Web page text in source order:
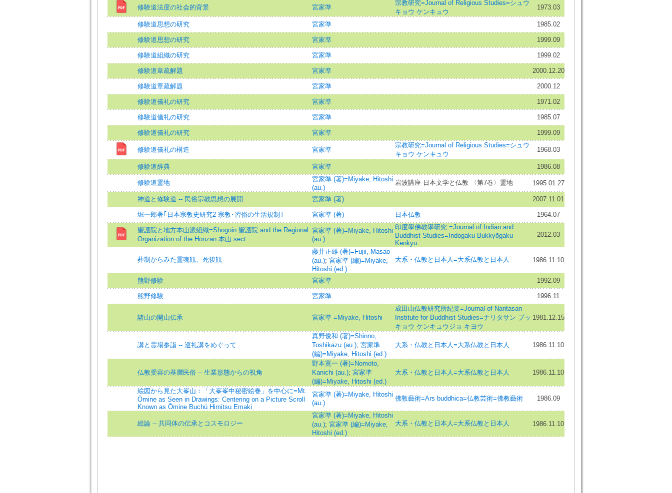
修験道法度の社会的背景 宮家準
宗教研究=Journal of Religious Studies=シュウ
キョウ ケンキュウ
1973.03
修験道思想の研究 宮家準 1985.02
修験道思想の研究 宮家準 1999.09
修験道組織の研究 宮家準 1999.02
修験道章疏解題 宮家準 2000.12.20
修験道章疏解題 宮家準 2000.12
修験道儀礼の研究 宮家準 1971.02
修験道儀礼の研究 宮家準 1985.07
修験道儀礼の研究 宮家準 1999.09
修験道儀礼の構造 宮家準
宗教研究=Journal of Religious Studies=シュウ
キョウ ケンキュウ
1968.03
修験道辞典 宮家準 1986.08
修験道霊地
宮家準 (著)=Miyake, Hitoshi
(au.)
岩波講座 日本文学と仏教 〈第7巻〉霊地 1995.01.27
神道と修験道 -- 民俗宗教思想の展開 宮家準 (著) 2007.11.01
堀一郎著｢日本宗教史研究2 宗教･習俗の生活規制｣ 宮家準 (著) 日本仏教 1964.07
聖護院と地方本山派組織=Shogoin 聖護院 and the Regional
Organization of the Honzan 本山 sect
宮家準 (著)=Miyake, Hitoshi
(au.)
印度學佛教學研究 =Journal of Indian and
Buddhist Studies=Indogaku Bukkyōgaku
Kenkyū
2012.03
葬制からみた霊魂観、死後観
藤井正雄 (著)=Fujii, Masao
(au.); 宮家準 (編)=Miyake,
Hitoshi (ed.)
大系・仏教と日本人=大系仏教と日本人 1986.11.10
熊野修験 宮家準 1992.09
熊野修験 宮家準 1996.11
諸山の開山伝承 宮家準 =Miyake, Hitoshi
成田山仏教研究所紀要=Journal of Naritasan
Institute for Buddhist Studies=ナリタサン ブッ
キョウ ケンキュウジョ キヨウ
1981.12.15
講と霊場参詣 -- 巡礼講をめぐって
真野俊和 (著)=Shinno,
Toshikazu (au.); 宮家準
(編)=Miyake, Hitoshi (ed.)
大系・仏教と日本人=大系仏教と日本人 1986.11.10
仏教受容の基層民俗 -- 生業形態からの視角
野本寛一 (著)=Nomoto,
Kanichi (au.); 宮家準
(編)=Miyake, Hitoshi (ed.)
大系・仏教と日本人=大系仏教と日本人 1986.11.10
絵図から見た大峯山：「大峯峯中秘密絵巻」を中心に=Mt.
Ōmine as Seen in Drawings: Centering on a Picture Scroll
Known as Ōmine Buchū Himitsu Emaki
宮家準 (著)=Miyake, Hitoshi
(au.)
佛敎藝術=Ars buddhica=仏教芸術=佛教藝術 1986.09
総論 -- 共同体の伝承とコスモロジー
宮家準 (著)=Miyake, Hitoshi
(au.); 宮家準 (編)=Miyake,
Hitoshi (ed.)
大系・仏教と日本人=大系仏教と日本人 1986.11.10